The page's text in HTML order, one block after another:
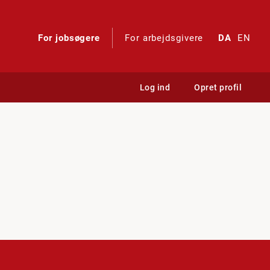
For jobsøgere For arbejdsgivere DA EN
Log ind Opret profil